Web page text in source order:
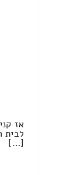
אז
לבית
[…]